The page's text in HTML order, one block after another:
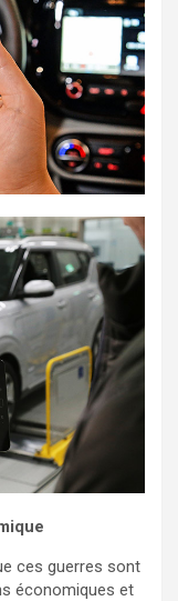
ces guerres sont
économiques et